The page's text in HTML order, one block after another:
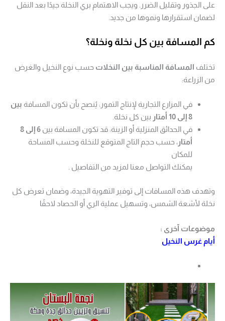
على الجذور وتقليل الضرر. ويجب الاهتمام بري النخلة جيدًا بعد النقل
لضمان استقرارها ونموها من جديد.
كم المسافة بين كل نخلة ونخلة؟
تختلف المسافة المناسبة بين النخلات حسب نوع النخيل والغرض
من الزراعة:
في المزارع التجارية لإنتاج التمور: يُنصح بأن تكون المسافة بين
8 إلى 10 أمتار
بين كل نخلة.
في الحدائق المنزلية أو الزينة: قد تكون المسافة بين
6 إلى 8
أمتار ، حسب حجم التاج المتوقع للنخلة وحسب المساحة
للمكان
يمكنك التواصل معنا لمزيد من التفاصيل .
وتهدف هذه المسافات إلى توفير التهوية الجيدة، وضمان تعرض كل
نخلة لأشعة الشمس، وتسهيل عملية الري أو الحصاد لاحقًا
موضوعات آخرى :
أيام غرس النخيل